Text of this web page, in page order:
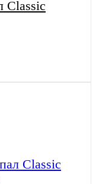
Classic